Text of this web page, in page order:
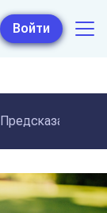
Войти